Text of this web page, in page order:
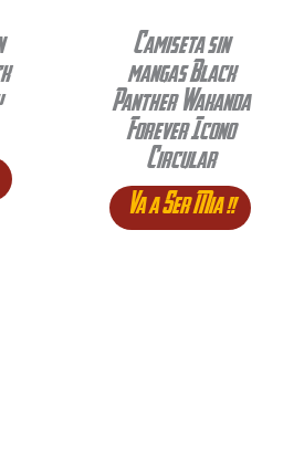
Camiseta sin
mangas Black
Panther Wakanda
Forever Icono
Circular
Va a Ser Mia !!